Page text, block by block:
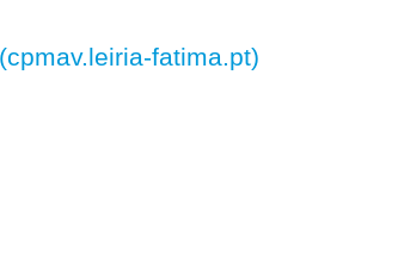
fatima.pt)